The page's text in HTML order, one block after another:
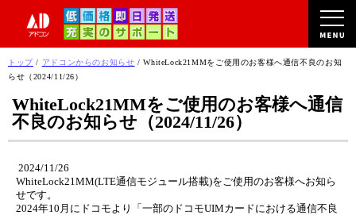
このページの本文へ
現
在
位
置：
トップ/ アドコンからのお知らせ /WhiteLock21MMをご使用のお客様へ通信不良のお知
らせ（2024/11/26）
WhiteLock21MMをご使用のお客様へ通信
不良のお知らせ（2024/11/26）
2024/11/26
WhiteLock21MM(LTE通信モジュール搭載)をご使用のお客様へお知ら
せです。
2024年10月にドコモより「一部のドコモUIMカードにおける通信不良